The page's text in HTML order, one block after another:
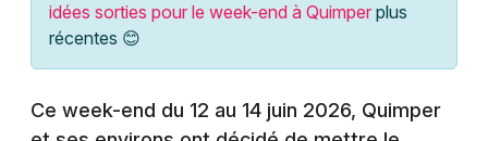
Concerts
Sports
Soirées
Nice
Paris
Strasbourg
idées sorties pour le week-end à Quimper plus
récentes 😊
Ce week-end du 12 au 14 juin 2026, Quimper